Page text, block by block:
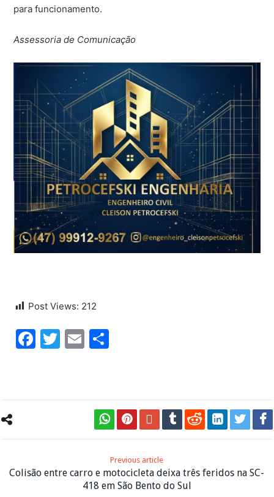
para funcionamento.
Assessoria de Comunicação
Post Views: 212
Facebook
Twitter
Email
Previous article
Colisão entre carro e motocicleta deixa três feridos na SC-
418 em São Bento do Sul